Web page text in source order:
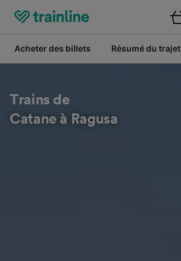
Acheter des billets Résumé du trajet
Trains de
Catane à Ragusa